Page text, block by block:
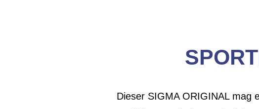
Dieser SIGMA ORIGINAL mag